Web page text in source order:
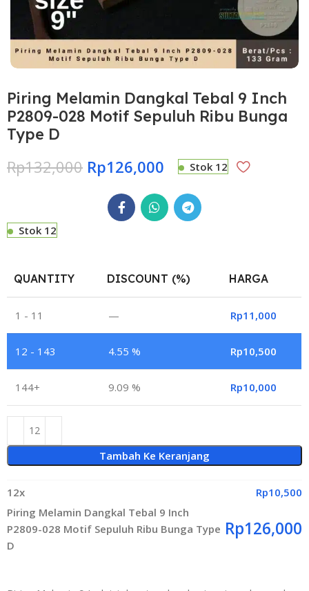
Piring Melamin Dangkal Tebal 9 Inch
P2809-028 Motif Sepuluh Ribu Bunga
Type D
Rp132,000 Rp126,000 Stok 12
Stok 12
QUANTITY DISCOUNT (%) HARGA
1 - 11 — Rp11,000
12 - 143 4.55 % Rp10,500
144+ 9.09 % Rp10,000
Tambah Ke Keranjang
12x Rp10,500
Piring Melamin Dangkal Tebal 9 Inch
P2809-028 Motif Sepuluh Ribu Bunga Type
D
Rp126,000